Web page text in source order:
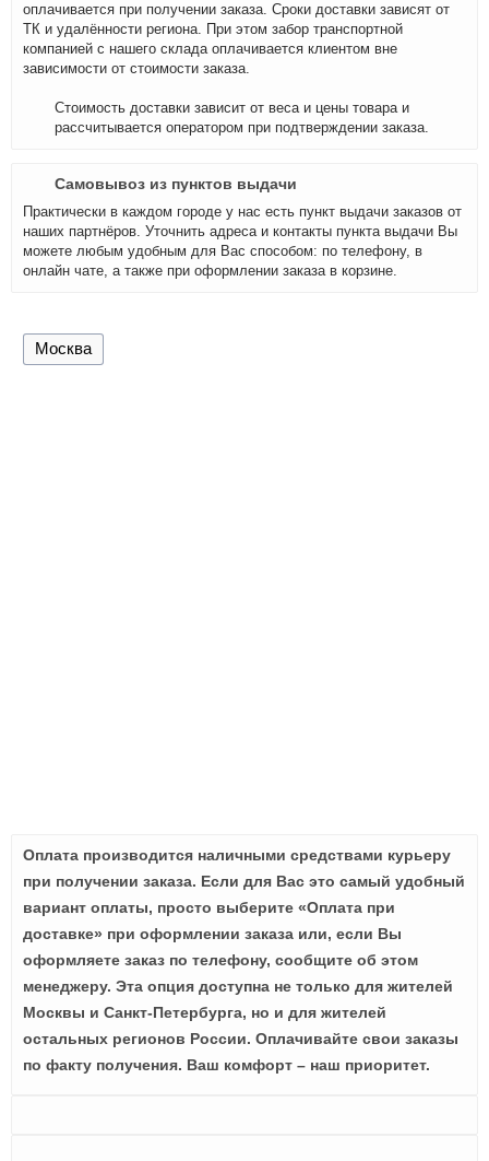
оплачивается при получении заказа. Сроки доставки зависят от
ТК и удалённости региона. При этом забор транспортной
компанией с нашего склада оплачивается клиентом вне
зависимости от стоимости заказа.
Стоимость доставки зависит от веса и цены товара и
рассчитывается оператором при подтверждении заказа.
Самовывоз из пунктов выдачи
Практически в каждом городе у нас есть пункт выдачи заказов от
наших партнёров. Уточнить адреса и контакты пункта выдачи Вы
можете любым удобным для Вас способом: по телефону, в
онлайн чате, а также при оформлении заказа в корзине.
Москва
Оплата производится наличными средствами курьеру
при получении заказа. Если для Вас это самый удобный
вариант оплаты, просто выберите «Оплата при
доставке» при оформлении заказа или, если Вы
оформляете заказ по телефону, сообщите об этом
менеджеру. Эта опция доступна не только для жителей
Москвы и Санкт-Петербурга, но и для жителей
остальных регионов России. Оплачивайте свои заказы
по факту получения. Ваш комфорт – наш приоритет.